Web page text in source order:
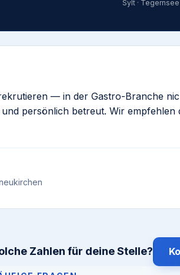
Sylt · Tegernsee
— in der Gastro-Branche
persönlich betreut. Wir empfehlen
Zahlen für deine Stelle?